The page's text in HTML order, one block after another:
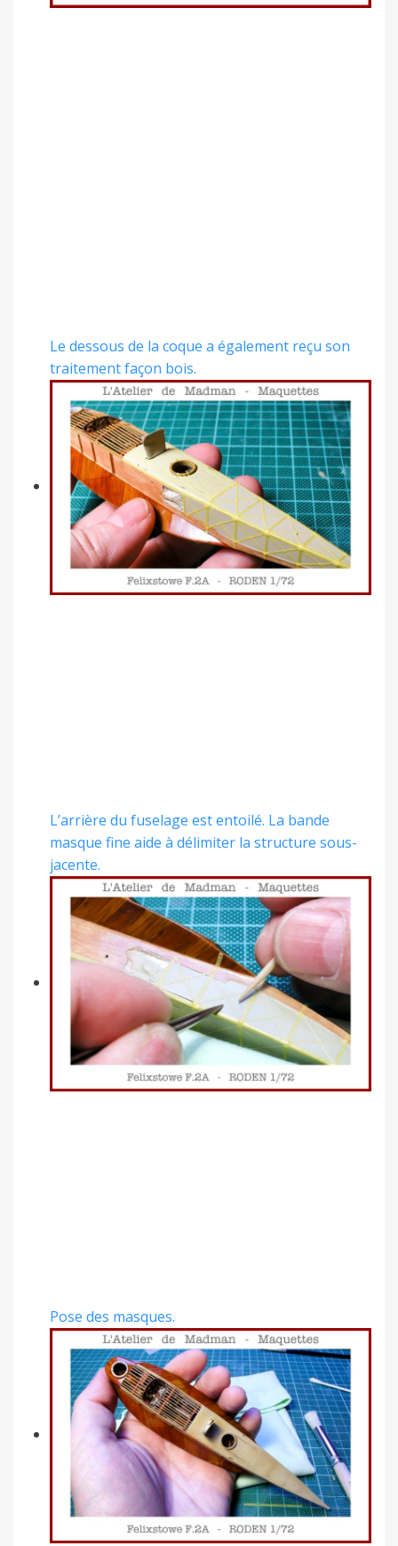
Le dessous de la coque a également reçu son
traitement façon bois.
L’arrière du fuselage est entoilé. La bande
masque fine aide à délimiter la structure sous-
jacente.
Pose des masques.